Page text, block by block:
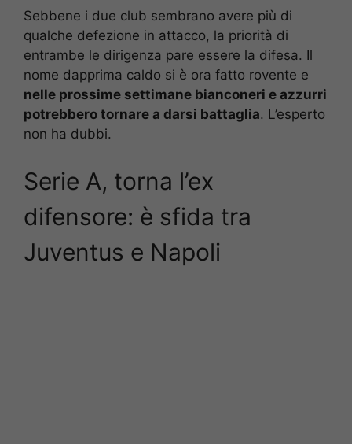
Sebbene i due club sembrano avere più di
qualche defezione in attacco, la priorità di
entrambe le dirigenza pare essere la difesa. Il
nome dapprima caldo si è ora fatto rovente e
nelle prossime settimane bianconeri e azzurri
potrebbero tornare a darsi battaglia. L’esperto
non ha dubbi.
Serie A, torna l’ex
difensore: è sfida tra
Juventus e Napoli